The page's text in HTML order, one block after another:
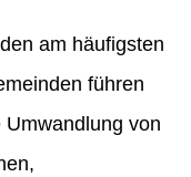
am häufigsten
führen
von